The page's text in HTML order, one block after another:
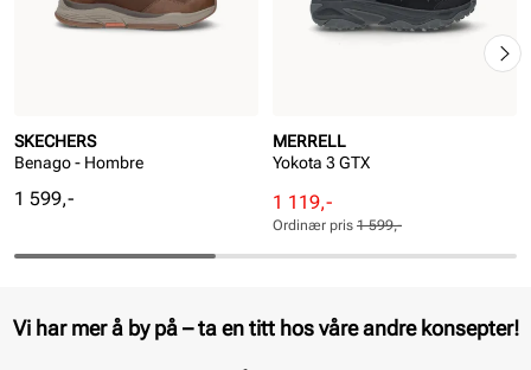
SKECHERS
Benago - Hombre
Pris
1 599,-
MERRELL
Yokota 3 GTX
Rabattert
pris
Pris
1 119,-
Ordinær
pris
Pris
Ordinær pris 1 599,-
Vi har mer å by på – ta en titt hos våre andre konsepter!